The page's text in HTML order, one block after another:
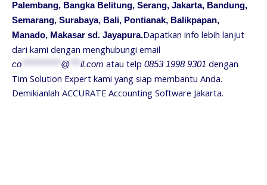
Palembang, Bangka Belitung, Serang, Jakarta, Bandung,
Semarang, Surabaya, Bali, Pontianak, Balikpapan,
Manado, Makasar sd. Jayapura.Dapatkan info lebih lanjut
dari kami dengan menghubungi email
co *********** @ *** il.com atau telp 0853 1998 9301 dengan
Tim Solution Expert kami yang siap membantu Anda.
Demikianlah ACCURATE Accounting Software Jakarta.